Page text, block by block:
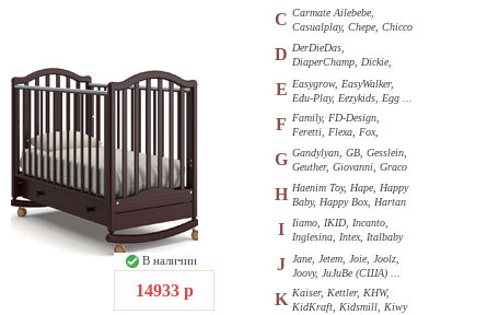
В наличии
14933 р
C Carmate Ailebebe,
Casualplay, Chepe, Chicco
D DerDieDas,
DiaperChamp, Dickie,
E Easygrow, EasyWalker,
Edu-Play, Eezykids, Egg ...
F
Family, FD-Design,
Feretti, Flexa, Fox,
G Gandylyan, GB, Gesslein,
Geuther, Giovanni, Graco
H Haenim Toy, Hape, Happy
Baby, Happy Box, Hartan
I
Iiamo, IKID, Incanto,
Inglesina, Intex, Italbaby
J
Jane, Jetem, Joie, Joolz,
Joovy, JuJuBe (США) ...
K Kaiser, Kettler, KHW,
KidKraft, Kidsmill, Kiwy